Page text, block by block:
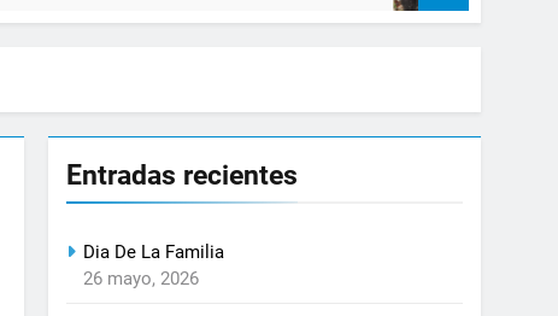
Entradas recientes
Dia De La Familia
26 mayo, 2026